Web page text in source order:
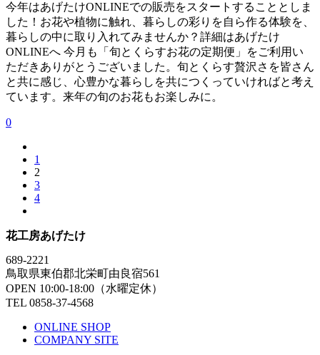
今年はあげたけONLINEでの販売をスタートすることとしま
した！お花や植物に触れ、暮らしの彩りを自ら作る体験を、
暮らしの中に取り入れてみませんか？詳細はあげたけ
ONLINEへ 今月も「旬とくらすお花の定期便」をご利用い
ただきありがとうございました。旬とくらす贅沢さを皆さん
と共に感じ、心豊かな暮らしを共につくっていければと考え
ています。来年の旬のお花もお楽しみに。
0
1
2
3
4
花工房あげたけ
689-2221
鳥取県東伯郡北栄町由良宿561
OPEN 10:00-18:00（水曜定休）
TEL 0858-37-4568
ONLINE SHOP
COMPANY SITE